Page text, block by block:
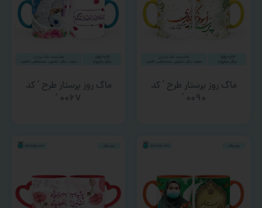
ماگ روز پرستار طرح ‘ کد
۰۰۹۰ ‘
ماگ روز پرستار طرح ‘ کد
۰۰۶۷ ‘